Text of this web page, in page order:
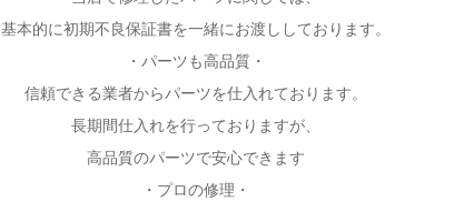
基本的に初期不良保証書を一緒にお渡ししております。
・パーツも高品質・
信頼できる業者からパーツを仕入れております。
長期間仕入れを行っておりますが、
高品質のパーツで安心できます
・プロの修理・